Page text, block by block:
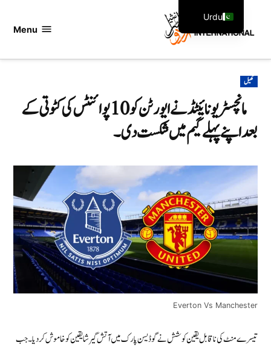
Menu
POSTED
IN
کھیل
مانچسٹر یونائیٹڈ نے ایورٹن کو 10 پوائنٹس کی کٹوتی کے
بعد اپنے پہلے گیم میں شکست دی۔
Everton Vs Manchester
تیسرے منٹ کی ناقابل یقین کوشش نے گوڈیسن پارک میں آتش گیر شایقین کو خاموش کر دیا۔ جب
Urdu
English